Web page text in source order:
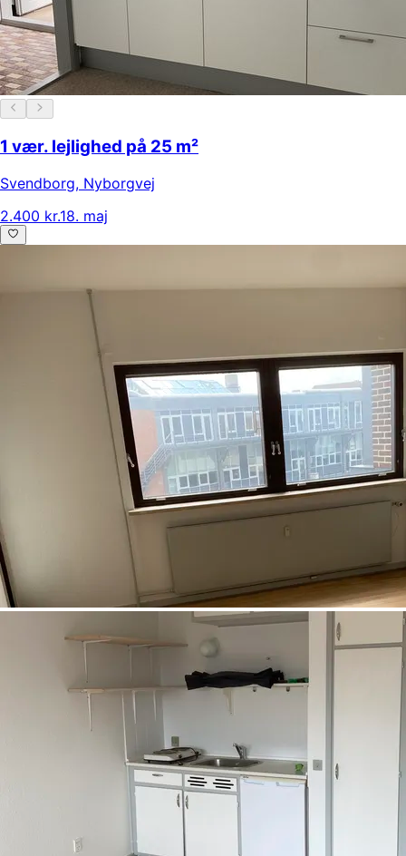
1 vær. lejlighed på 25 m²
Svendborg, Nyborgvej
2.400 kr.18. maj